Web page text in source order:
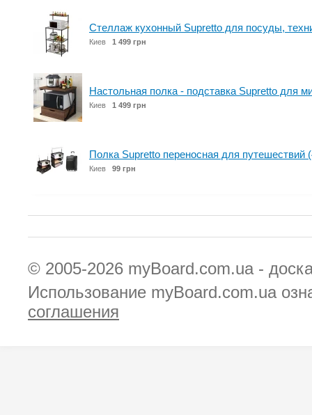
Стеллаж кухонный Supretto для посуды,
Киев 1 499 грн
Настольная полка - подставка Supretto для
Киев 1 499 грн
Полка Supretto переносная для путешествий
Киев 99 грн
© 2005-2026 myBoard.com.ua -
Использование myBoard.com.ua
соглашения